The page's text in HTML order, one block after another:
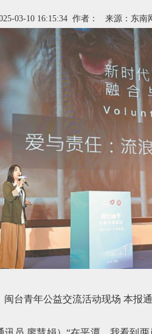
03-10 16:15:34 作者： 来源：东
闽台青年公益交流活动现场 本报